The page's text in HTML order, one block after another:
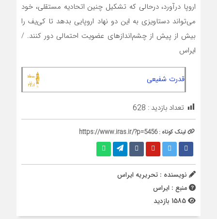
اروپا درآورد، درحالی که تشکیل چنین اتحادیه مستقلی، خود
می‌تواند دستاویزی به این دو نهاد اروپایی بدهد تا کی‌یف را
بیش از پیش از چشم‌اندازهای عضویت احتمالی دور کنند. /
ایراس
قدرت شفیعی
تعداد بازدید : 628
لینک کوتاه :https://www.iras.ir/?p=5456
نویسنده : تحریریه ایراس
منبع : ایراس